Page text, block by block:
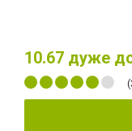
10.67 дуже
(